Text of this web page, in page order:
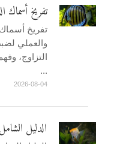
تفريخ
تفريخ
والعملي
التزاوج،
...
2026-08-04
الدليل